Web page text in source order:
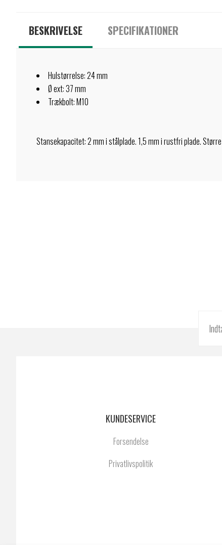
BESKRIVELSE SPECIFIKATIONER
Hulstørrelse: 24 mm
Ø ext: 37 mm
Trækbolt: M10
Stansekapacitet: 2 mm i stålplade. 1,5 mm i rustfri plade.
KUNDESERVICE
Forsendelse
Privatlivspolitik